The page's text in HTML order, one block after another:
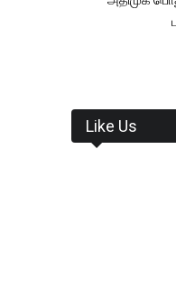
Like Us